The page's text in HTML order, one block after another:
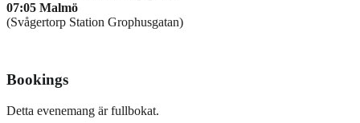
07:05 Malmö
(Svågertorp Station Grophusgatan)
Bookings
Detta evenemang är fullbokat.